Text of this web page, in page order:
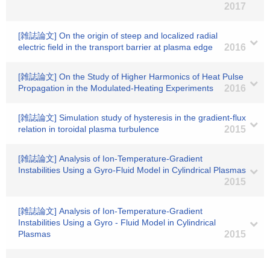
2017
[雑誌論文] On the origin of steep and localized radial
electric field in the transport barrier at plasma edge
2016
[雑誌論文] On the Study of Higher Harmonics of Heat Pulse
Propagation in the Modulated-Heating Experiments
2016
[雑誌論文] Simulation study of hysteresis in the gradient-flux
relation in toroidal plasma turbulence
2015
[雑誌論文] Analysis of Ion-Temperature-Gradient
Instabilities Using a Gyro-Fluid Model in Cylindrical Plasmas
2015
[雑誌論文] Analysis of Ion-Temperature-Gradient
Instabilities Using a Gyro - Fluid Model in Cylindrical
Plasmas
2015